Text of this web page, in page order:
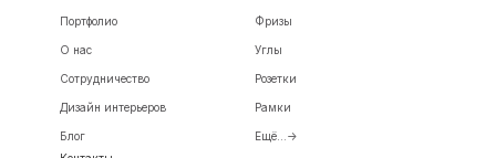
О нас
Портфолио
Сотрудничество
Дизайн интерьеров
Блог
Фризы
Углы
Розетки
Рамки
Ещё...->